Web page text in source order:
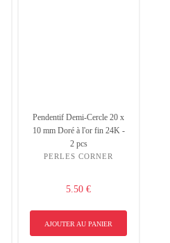
Pendentif Demi-Cercle 20 x
10 mm Doré à l'or fin 24K -
2 pcs
PERLES CORNER
5.50 €
AJOUTER AU PANIER